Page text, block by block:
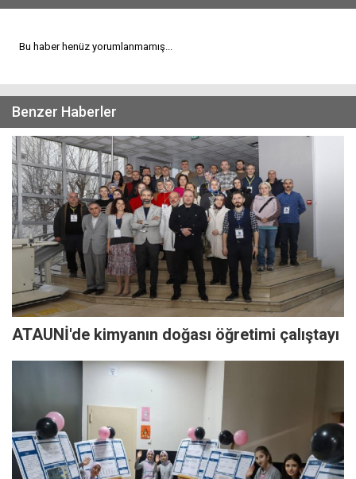
Bu haber henüz yorumlanmamış...
Benzer Haberler
ATAUNİ'de kimyanın doğası öğretimi çalıştayı